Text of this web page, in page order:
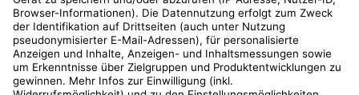
Privatsphäre-EinstellungenAGBDatenschutzCompliance
GeschenkgutscheinbedingungenImpressumHelp Center